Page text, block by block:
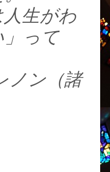
人生がわ
」って
ノン（諸